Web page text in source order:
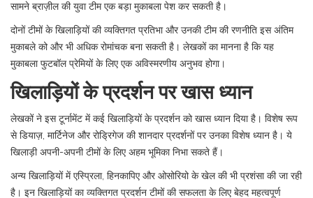
सामने ब्राज़ील की युवा टीम एक बड़ा मुकाबला पेश कर सकती है।
दोनों टीमों के खिलाड़ियों की व्यक्तिगत प्रतिभा और उनकी टीम की रणनीति इस अंतिम
मुकाबले को और भी अधिक रोमांचक बना सकती है। लेखकों का मानना है कि यह
मुकाबला फुटबॉल प्रेमियों के लिए एक अविस्मरणीय अनुभव होगा।
खिलाड़ियों के प्रदर्शन पर खास ध्यान
लेखकों ने इस टूर्नामेंट में कई खिलाड़ियों के प्रदर्शन को खास ध्यान दिया है। विशेष रूप
से डियाज़, मार्टिनेज और रोड्रिगेज की शानदार प्रदर्शनों पर उनका विशेष ध्यान है। ये
खिलाड़ी अपनी-अपनी टीमों के लिए अहम भूमिका निभा सकते हैं।
अन्य खिलाड़ियों में एस्प्रिला, हिनकापिए और ओसोरियो के खेल की भी प्रशंसा की जा रही
है। इन खिलाड़ियों का व्यक्तिगत प्रदर्शन टीमों की सफलता के लिए बेहद महत्वपूर्ण